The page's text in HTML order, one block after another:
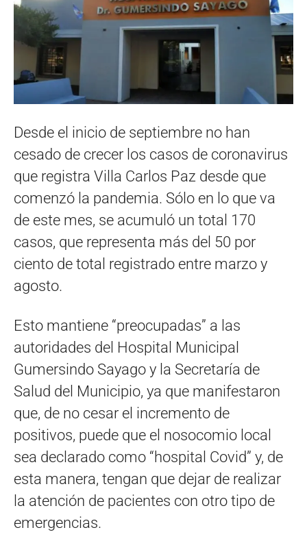
Desde el inicio de septiembre no han
cesado de crecer los casos de coronavirus
que registra Villa Carlos Paz desde que
comenzó la pandemia. Sólo en lo que va
de este mes, se acumuló un total 170
casos, que representa más del 50 por
ciento de total registrado entre marzo y
agosto.
Esto mantiene “preocupadas” a las
autoridades del Hospital Municipal
Gumersindo Sayago y la Secretaría de
Salud del Municipio, ya que manifestaron
que, de no cesar el incremento de
positivos, puede que el nosocomio local
sea declarado como “hospital Covid” y, de
esta manera, tengan que dejar de realizar
la atención de pacientes con otro tipo de
emergencias.